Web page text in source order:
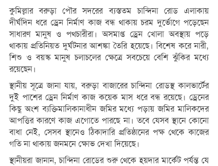
কুমিল্লার বরুড়া পৌর সদরের ব্যস্ততম চান্দিনা রোড এলাকায়
দীর্ঘদিন ধরে ড্রেন নির্মাণ কাজ বন্ধ থাকায় চরম দুর্ভোগে পড়েছেন
সাধারণ মানুষ ও পথচারীরা। অসমাপ্ত ড্রেন খোলা অবস্থায় পড়ে
থাকায় প্রতিনিয়ত দুর্ঘটনার আশঙ্কা তৈরি হয়েছে। বিশেষ করে নারী,
শিশু ও বয়স্ক মানুষ চলাচলের ক্ষেত্রে সবচেয়ে বেশি ঝুঁকির মধ্যে
রয়েছেন।
স্থানীয় সূত্রে জানা যায়, বরুড়া বাজারের চান্দিনা রোডস্থ কালভার্টের
দুই পাশের ড্রেন নির্মাণ কাজ কয়েক মাস ধরে বন্ধ রয়েছে। ড্রেনের
কিছু অংশ ব্যক্তিমালিকানাধীন জমির মধ্যে পড়ায় জমির মালিকদের
আপত্তির কারণে কাজ এগোতে পারছে না। তবে যেসব স্থানে কোনো
বাধা নেই, সেসব স্থানেও ঠিকাদারি প্রতিষ্ঠানের পক্ষ থেকে কাজের
গতি না থাকায় জনমনে ক্ষোভ দেখা দিয়েছে।
স্থানীয়রা জানান, চান্দিনা রোডের শুরু থেকে হয়দার মার্কেট পর্যন্ত যে